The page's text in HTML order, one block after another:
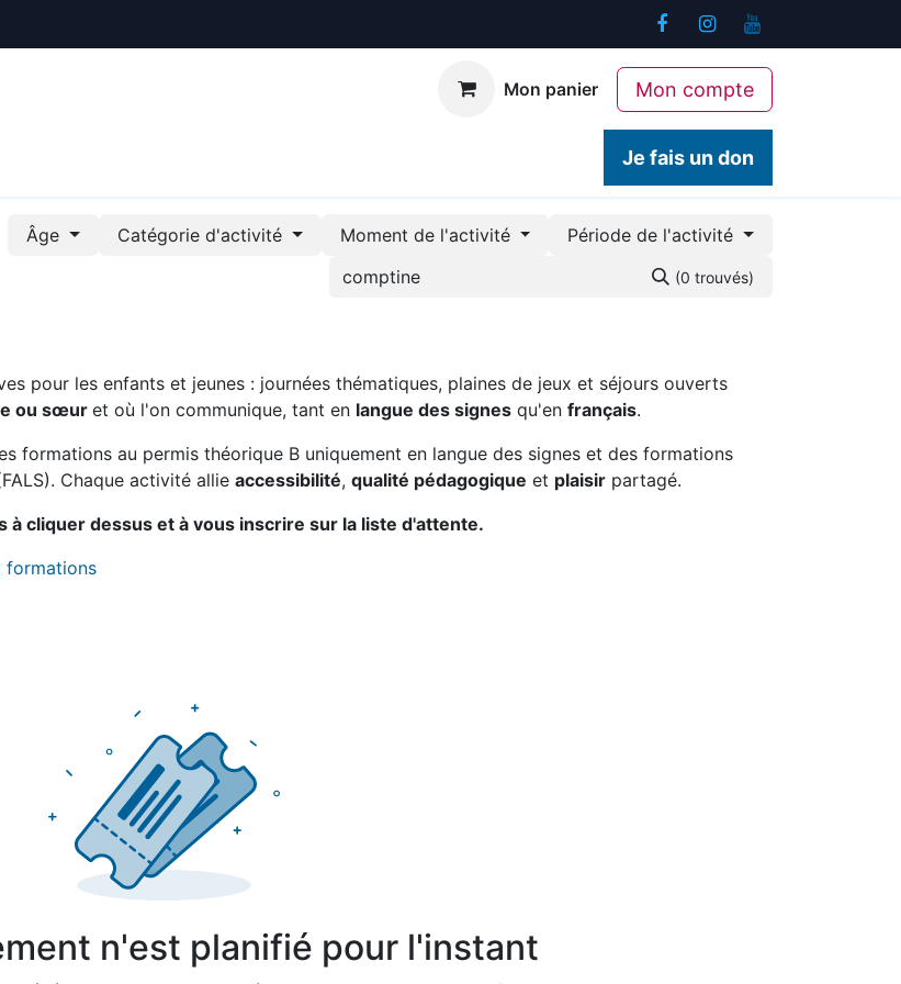
Mon panier Mon compte
Je fais un don
Âge Catégorie d'activité Moment de l'activité Période de l'activité
(0 trouvés)
pour les enfants et jeunes : journées thématiques, plaines de jeux et séjours ouverts
ou sœuret où l'on communique, tant en langue des signes qu'en français.
formations au permis théorique B uniquement en langue des signes et des formations
Chaque activité allie accessibilité, qualité pédagogique et plaisir partagé.
cliquer dessus et à vous inscrire sur la liste d'attente.
formations
n'est planifié pour l'instant